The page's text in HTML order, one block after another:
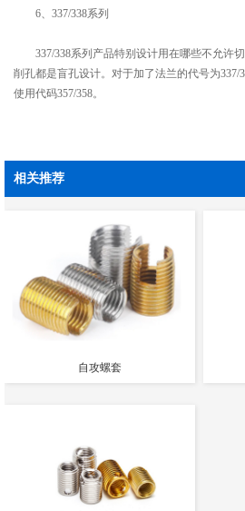
6、337/338系列
337/338系列产品特别设计用在哪些不允许
削孔都是盲孔设计。对于加了法兰的代号为337/
使用代码357/358。
相关推荐
自攻螺套